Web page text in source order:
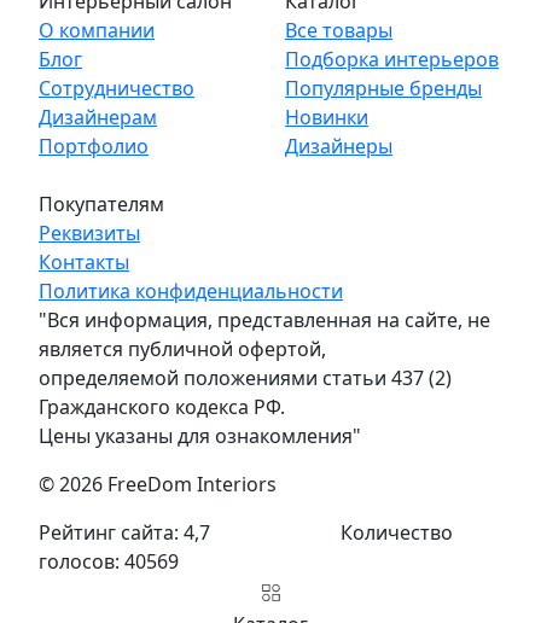
О компании
Блог
Сотрудничество
Дизайнерам
Портфолио
Все товары
Подборка интерьеров
Популярные бренды
Новинки
Дизайнеры
Покупателям
Реквизиты
Контакты
Политика конфиденциальности
"Вся информация, представленная на сайте, не
является публичной офертой,
определяемой положениями статьи 437 (2)
Гражданского кодекса РФ.
Цены указаны для ознакомления"
© 2026 FreeDom Interiors
Рейтинг сайта: 4,7
Количество
голосов: 40569